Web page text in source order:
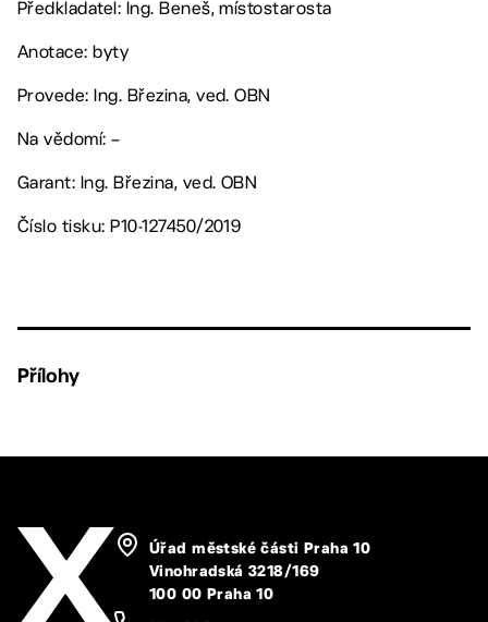
Předkladatel: Ing. Beneš, místostarosta
Anotace: byty
Provede: Ing. Březina, ved. OBN
Na vědomí: –
Garant: Ing. Březina, ved. OBN
Číslo tisku: P10-127450/2019
Přílohy
Úřad městské části Praha 10
Vinohradská 3218/169
100 00 Praha 10